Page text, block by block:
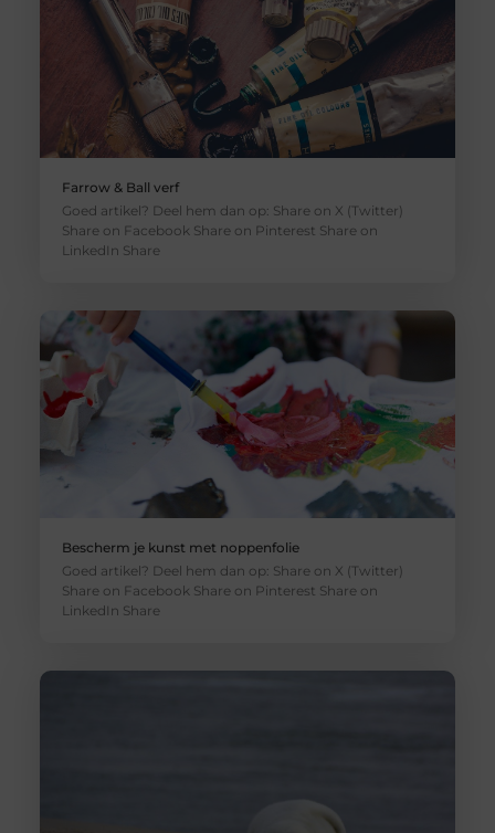
Farrow & Ball verf
Goed artikel? Deel hem dan op: Share on X (Twitter)
Share on Facebook Share on Pinterest Share on
LinkedIn Share
Bescherm je kunst met noppenfolie
Goed artikel? Deel hem dan op: Share on X (Twitter)
Share on Facebook Share on Pinterest Share on
LinkedIn Share